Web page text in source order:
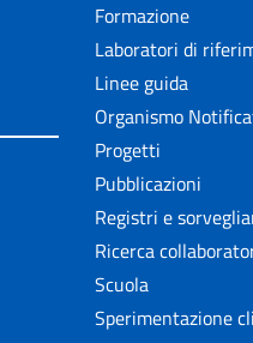
Formazione
Laboratori di
Linee guida
Organismo
Progetti
Pubblicazioni
Registri e
Ricerca
Scuola
Sperimentazione